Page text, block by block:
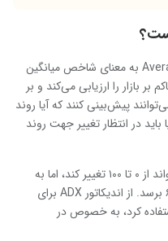
به معنای شاخص میانگین
بازار را ارزیابی می‌کند و بر
پیش‌بینی کنند که آیا روند
باید در انتظار تغییر جهت روند
می‌تواند از ۰ تا ۱۰۰ تغییر کند، اما به
ADX برای
کرد، به خصوص در